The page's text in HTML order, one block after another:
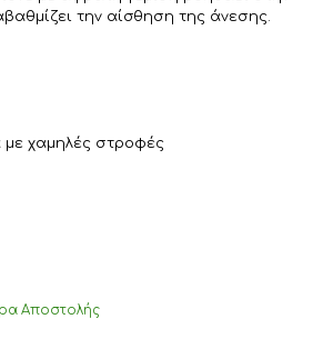
την αίσθηση της άνεσης.
με χαμηλές στροφές
Αποστολής